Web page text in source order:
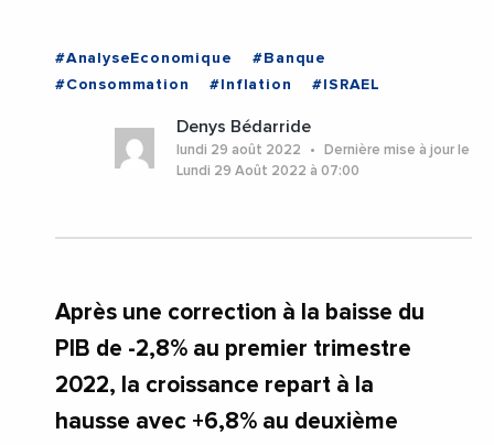
#AnalyseEconomique
#Banque
#Consommation
#Inflation #ISRAEL
Denys Bédarride
lundi 29 août 2022
Dernière mise à jour le
Lundi 29 Août 2022 à 07:00
Après une correction à la baisse du
PIB de -2,8% au premier trimestre
2022, la croissance repart à la
hausse avec +6,8% au deuxième